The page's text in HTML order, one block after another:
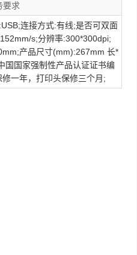
要求
连接方式:有线;是否可双面
s;分辨率:300*300dpi;
产品尺寸(mm):267mm 长*
国家强制性产品认证证书编
一年，打印头保修三个月;